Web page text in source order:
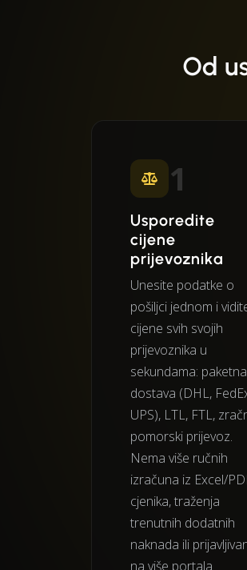
Od
1
Usporedite
cijene
prijevoznika
Unesite podatke o
pošiljci jednom i
cijene svih svojih
prijevoznika u
sekundama: paketna
dostava (DHL,
UPS), LTL, FTL,
pomorski prijevoz.
Nema više ručnih
izračuna iz Excel/
cjenika, traženja
trenutnih dodatnih
naknada ili
na više portala